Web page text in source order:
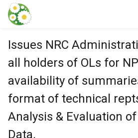
本文に飛ぶ
Issues NRC
all holders of OLs for
availability of
format of technical
Analysis & Evaluation
Data.